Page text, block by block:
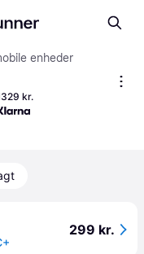
enheder
329 kr.
299 kr.